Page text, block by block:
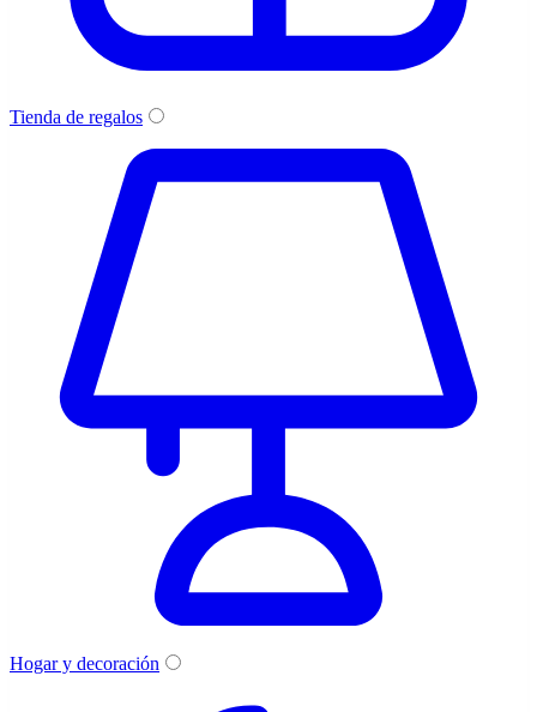
Tienda de regalos
Hogar y decoración